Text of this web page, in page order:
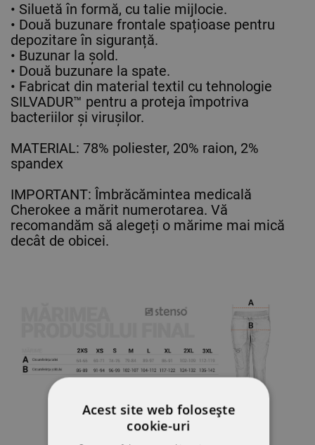
• Siluetă în formă, cu talie mijlocie.
• Două buzunare frontale spațioase pentru
depozitare în siguranță.
• Buzunar la șold.
• Două buzunare la spate.
• Fabricat din material textil cu tehnologie
SILVADUR™ pentru a proteja împotriva
bacteriilor și virușilor.
MATERIAL: 78% poliester, 20% raion, 2%
spandex
IMPORTANT: Îmbrăcămintea medicală
Cherokee a mărit numerotarea. Vă
recomandăm să alegeți o mărime mai mică
decât de obicei.
Acest site web folosește
cookie-uri